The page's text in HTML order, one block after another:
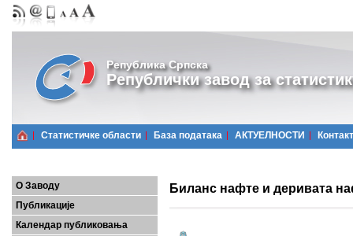
Република Српска
Републички завод за
Статистичке области Базa података АКТУЕЛНОСТИ Контакт
О Заводу
Публикације
Календар публиковања
Биланс нафте и деривата